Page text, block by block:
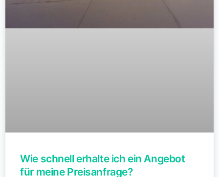
Wie schnell erhalte ich ein Angebot
für meine Preisanfrage?